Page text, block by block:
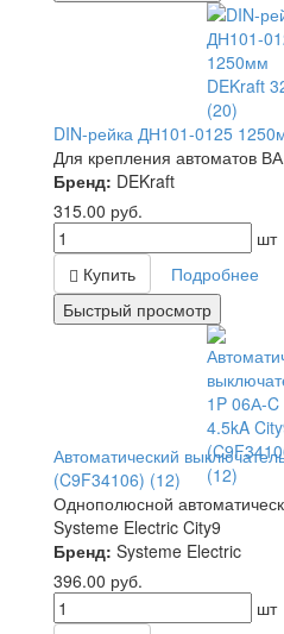
DIN-рейка ДН101-0125
Для крепления автоматов
Бренд: DEKraft
315.00 руб.
шт
Купить
Подробнее
Быстрый просмотр
Автоматический
(C9F34106) (12)
Однополюсной
Systeme Electric City9
Бренд: Systeme Electric
396.00 руб.
шт